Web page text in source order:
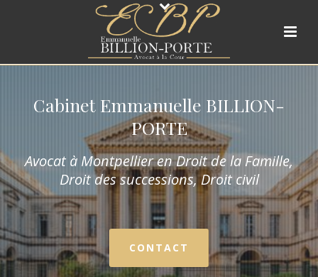
Cabinet Emmanuelle BILLION-
PORTE
Avocat à Montpellier en Droit de la Famille,
Droit des successions, Droit civil
CONTACT